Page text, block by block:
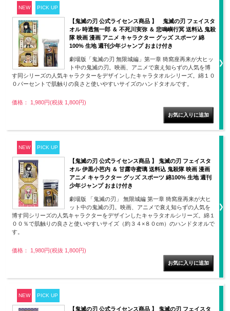
NEW PICK UP
【鬼滅の刃 公式ライセンス商品 】 鬼滅の刃 フェイスタ
オル 時透無一郎 ＆ 不死川実弥 ＆ 悲鳴嶼行冥 送料込 鬼殺
隊 映画 漫画 アニメ キャラクター グッズ スポーツ 綿
100% 生地 週刊少年ジャンプ おまけ付き
劇場版「鬼滅の刃 無限城編」第一章 猗窩座再来が大ヒッ
ト中の鬼滅の刃。映画、アニメで衰え知らずの人気を博
す同シリーズの人気キャラクターをデザインしたキャラタオルシリーズ。綿１０
０パーセントで肌触りの良さと使いやすいサイズのハンドタオルです。
価格： 1,980円(税抜 1,800円)
NEW PICK UP
【鬼滅の刃 公式ライセンス商品 】 鬼滅の刃 フェイスタ
オル 伊黒小芭内 ＆ 甘露寺蜜璃 送料込 鬼殺隊 映画 漫画
アニメ キャラクター グッズ スポーツ 綿100% 生地 週刊
少年ジャンプ おまけ付き
劇場版 「鬼滅の刃」 無限城編 第一章 猗窩座再来が大ヒ
ット中の鬼滅の刃。映画、アニメで衰え知らずの人気を
博す同シリーズの人気キャラクターをデザインしたキャラタオルシリーズ。綿１
００％で肌触りの良さと使いやすいサイズ（約３４×８０cm）のハンドタオルで
す。
価格： 1,980円(税抜 1,800円)
NEW PICK UP
【鬼滅の刃 公式ライセンス商品 】 鬼滅の刃 フェイスタ